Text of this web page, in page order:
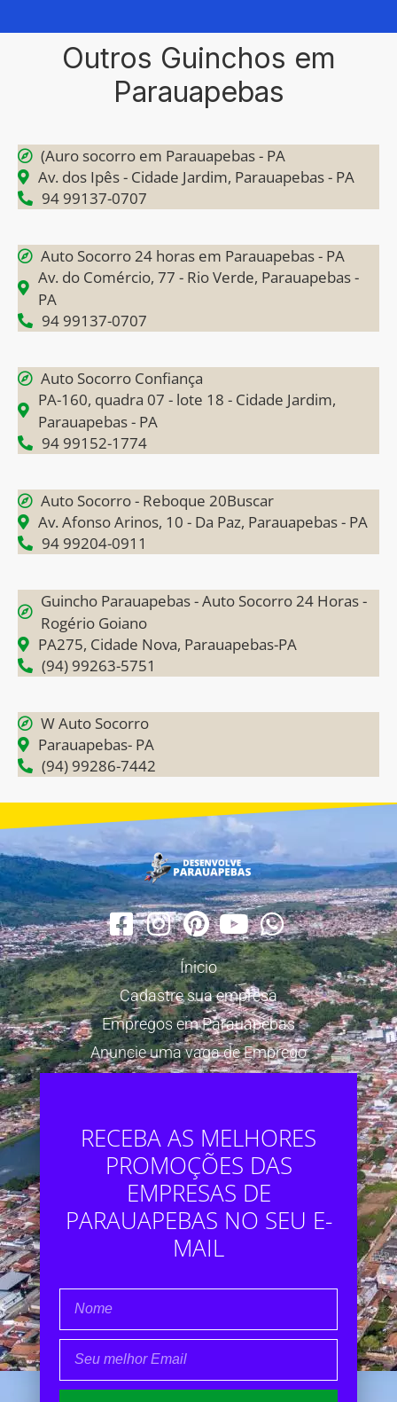
Outros Guinchos em
Parauapebas
(Auro socorro em Parauapebas - PA
Av. dos Ipês - Cidade Jardim, Parauapebas - PA
94 99137-0707
Auto Socorro 24 horas em Parauapebas - PA
Av. do Comércio, 77 - Rio Verde, Parauapebas -
PA
94 99137-0707
Auto Socorro Confiança
PA-160, quadra 07 - lote 18 - Cidade Jardim,
Parauapebas - PA
94 99152-1774
Auto Socorro - Reboque 20Buscar
Av. Afonso Arinos, 10 - Da Paz, Parauapebas - PA
94 99204-0911
Guincho Parauapebas - Auto Socorro 24 Horas -
Rogério Goiano
PA275, Cidade Nova, Parauapebas-PA
(94) 99263-5751
W Auto Socorro
Parauapebas- PA
(94) 99286-7442
Ínicio
Cadastre sua empresa
Empregos em Parauapebas
Anuncie uma vaga de Emprego
RECEBA AS MELHORES
PROMOÇÕES DAS
EMPRESAS DE
PARAUAPEBAS NO SEU E-
MAIL